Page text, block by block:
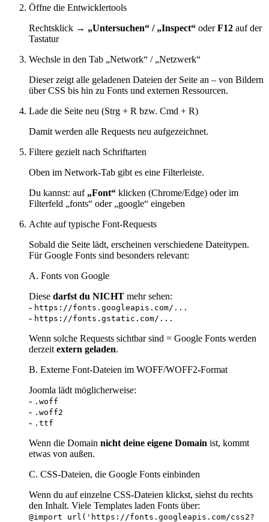
Öffne die Entwicklertools
Rechtsklick → „Untersuchen“ / „Inspect“ oderF12 auf der
Tastatur
Wechsle in den Tab „Network“ / „Netzwerk“
Dieser zeigt alle geladenen Dateien der Seite an – von Bildern
über CSS bis hin zu Fonts und externen Ressourcen.
Lade die Seite neu (Strg + R bzw. Cmd + R)
Damit werden alle Requests neu aufgezeichnet.
Filtere gezielt nach Schriftarten
Oben im Network-Tab gibt es eine Filterleiste.
Du kannst: auf „Font“ klicken (Chrome/Edge) oder im
Filterfeld „fonts“ oder „google“ eingeben
Achte auf typische Font-Requests
Sobald die Seite lädt, erscheinen verschiedene Dateitypen.
Für Google Fonts sind besonders relevant:
A. Fonts von Google
Diese darfst du NICHT mehr sehen:
- https://fonts.googleapis.com/...
- https://fonts.gstatic.com/...
Wenn solche Requests sichtbar sind = Google Fonts werden
derzeit extern geladen.
B. Externe Font-Dateien im WOFF/WOFF2-Format
Joomla lädt möglicherweise:
- .woff
- .woff2
- .ttf
Wenn die Domain nicht deine eigene Domain ist, kommt
etwas von außen.
C. CSS-Dateien, die Google Fonts einbinden
Wenn du auf einzelne CSS-Dateien klickst, siehst du rechts
den Inhalt. Viele Templates laden Fonts über:
@import url('https://fonts.googleapis.com/css2?